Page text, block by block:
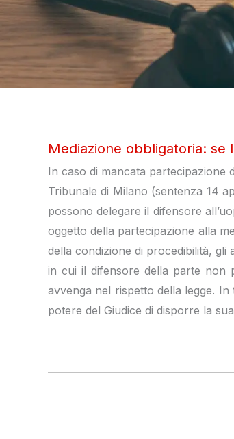
Mediazione obbligatoria:
In caso di mancata partecipazione
Tribunale di Milano (sentenza 14
possono delegare il difensore
oggetto della partecipazione alla
della condizione di procedibilità,
in cui il difensore della parte non
avvenga nel rispetto della legge.
potere del Giudice di disporre la